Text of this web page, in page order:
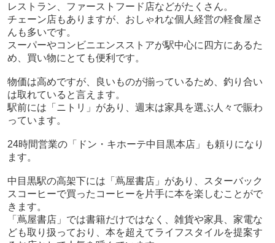
レストラン、ファーストフード店などがたくさん。
チェーン店もありますが、おしゃれな個人経営の軽食屋さ
んも多いです。
スーパーやコンビニエンスストアが駅中心に四方にあるた
め、買い物にとても便利です。
物価は高めですが、良いものが揃っているため、釣り合い
は取れていると言えます。
駅前には「ニトリ」があり、週末は家具を選ぶ人々で賑わ
っています。
24時間営業の「ドン・キホーテ中目黒本店」も頼りになり
ます。
中目黒駅の高架下には「蔦屋書店」があり、スターバック
スコーヒーで買ったコーヒーを片手に本を楽しむことがで
きます。
「蔦屋書店」では書籍だけではなく、雑貨や家具、家電な
ども取り扱っており、本を超えてライフスタイルを提案す